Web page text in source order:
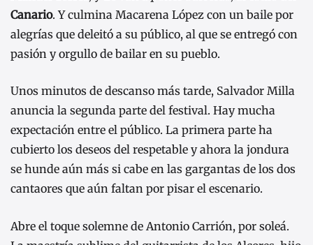
Canario. Y culmina Macarena López con un baile por
alegrías que deleitó a su público, al que se entregó con
pasión y orgullo de bailar en su pueblo.
Unos minutos de descanso más tarde, Salvador Milla
anuncia la segunda parte del festival. Hay mucha
expectación entre el público. La primera parte ha
cubierto los deseos del respetable y ahora la jondura
se hunde aún más si cabe en las gargantas de los dos
cantaores que aún faltan por pisar el escenario.
Abre el toque solemne de Antonio Carrión, por soleá.